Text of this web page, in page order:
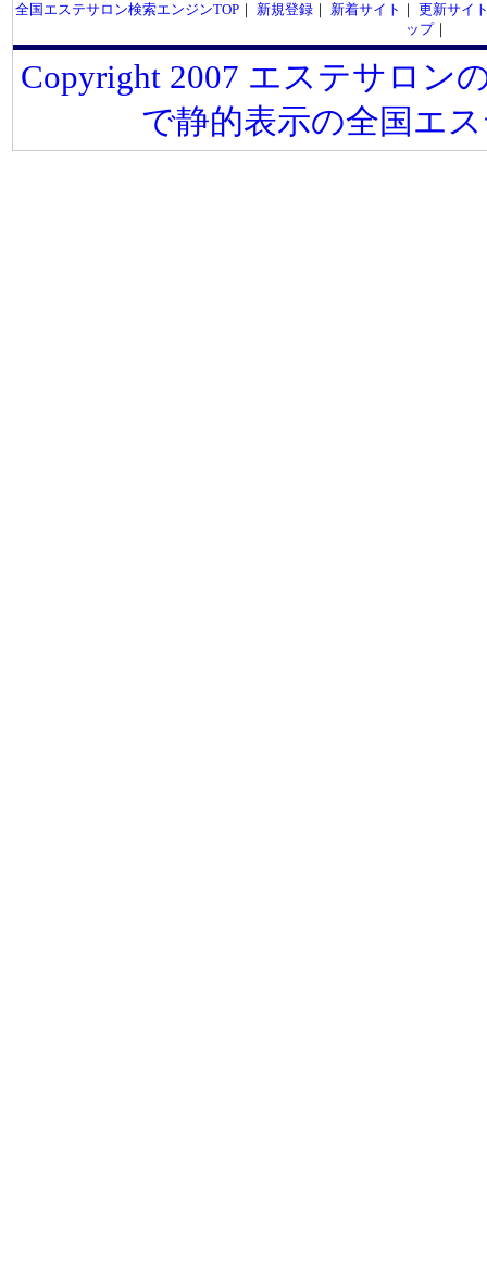
全国エステサロン検索エンジンTOP｜ 新規登録｜ 新着サイト ｜ 更新サイ
ップ｜
Copyright 2007 エステサロン
で静的表示の全国エ